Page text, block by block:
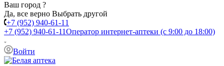
Ваш город ?
Да, все верно Выбрать другой
+7 (952) 940-61-11
+7 (952) 940-61-11Оператор интернет-аптеки (с 9:00 до 18:00)
Войти